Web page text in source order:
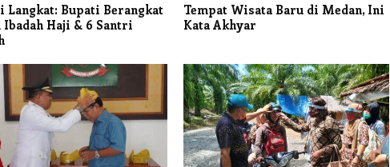
Langkat: Bupati Berangkat
Ibadah Haji & 6 Santri
Tempat Wisata Baru di Medan, Ini
Kata Akhyar